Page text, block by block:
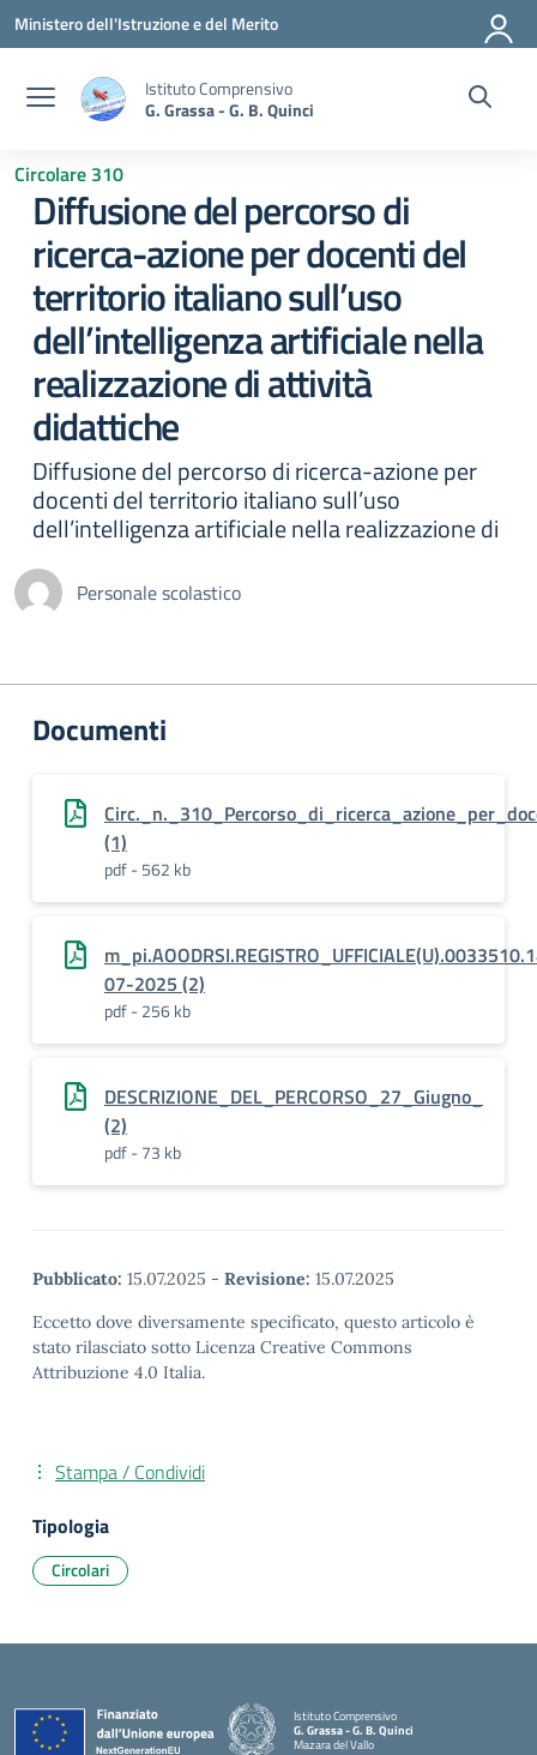
Vai ai contenuti
Vai al menu di navigazione
Vai al footer
Ministero dell'Istruzione e del Merito
Istituto Comprensivo
G. Grassa - G. B. Quinci
Circolare 310
Diffusione del percorso di
ricerca-azione per docenti del
territorio italiano sull’uso
dell’intelligenza artificiale nella
realizzazione di attività
didattiche
Diffusione del percorso di ricerca-azione per
docenti del territorio italiano sull’uso
dell’intelligenza artificiale nella realizzazione di
Personale scolastico
Documenti
(1)
pdf - 562 kb
07-2025 (2)
pdf - 256 kb
DESCRIZIONE_DEL_PERCORSO_27_Giugno_
(2)
pdf - 73 kb
Pubblicato: 15.07.2025 - Revisione: 15.07.2025
Eccetto dove diversamente specificato, questo articolo è
stato rilasciato sotto Licenza Creative Commons
Attribuzione 4.0 Italia.
Stampa / Condividi
Tipologia
Circolari
Istituto Comprensivo
G. Grassa - G. B. Quinci
Mazara del Vallo